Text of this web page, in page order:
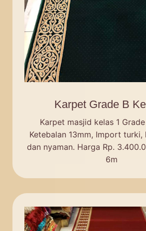
Karpet Grade B
Karpet masjid kelas 1
Ketebalan 13mm, Import turki,
dan nyaman. Harga Rp.
6m